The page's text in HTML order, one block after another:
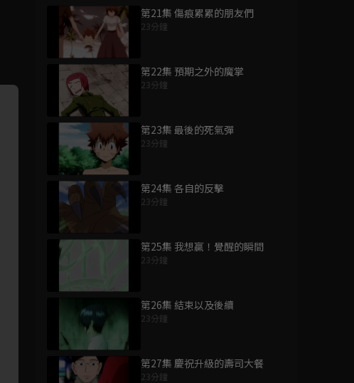
第21集 傷痕累累的朋友們
23分鐘
第22集 預期之外的魔掌
23分鐘
第23集 最後的死氣彈
23分鐘
第24集 各自的反擊
23分鐘
第25集 我想贏！覺醒的瞬間
23分鐘
第26集 結束以及後續
23分鐘
第27集 慶祝升級的壽司大餐
23分鐘